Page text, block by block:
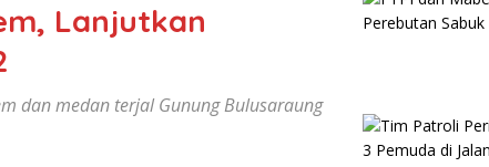
Lanjutkan
dan medan terjal Gunung Bulusaraung